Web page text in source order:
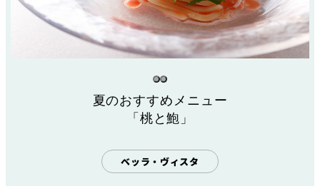
夏のおすすめメニュー
「桃と鮑」
ベッラ・ヴィスタ